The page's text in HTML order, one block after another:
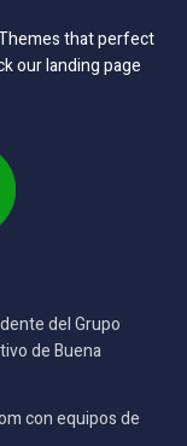
that perfect
our landing page
del Grupo
de Buena
con equipos de